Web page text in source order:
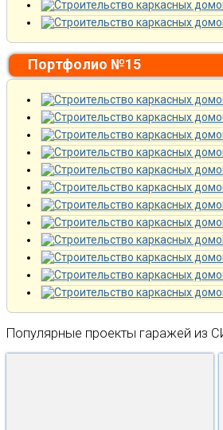
Портфолио №15
Популярные проекты гаражей из